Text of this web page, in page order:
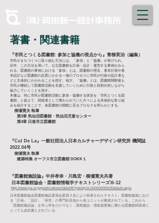
著書・関連書籍
『市民とつくる図書館: 参加と協働の視点から』青柳英治（編集）
市民がまちづくりに取り組む方法には、「参加」と「協働」が挙げられ、
近年、この方法を用いて、公立図書館を計画・設計・運営する事例がみら
れる。図書館の事例における「参加」とは、図書館の理念、基本計画や基
本設計など図書館の設置にかかる一連のプロセスに市民が行政や設計者な
どと主体的にかかわることを指す。他方、「協働」とは、図書館開館後も
市民が継続して図書館活動を支援していくために行政と役割分担しながら
協力していくことを指す。
本書は、特に市民が図書館活動に参加・協働する状況を「市民とつくる図
書館」と捉えて、関係者として携わられていた方々による具体的な取り組
みを紹介することで、各図書館の開館に至るプロセスを明らかにする。
柳瀬寛夫 執筆
第3章 気仙沼図書館・気仙沼児童センター
第4章 日進市立図書館
『Cul De La』一般社団法人日本カルチャーデザイン研究所 機関誌
2022.04号
柳瀬寛夫 執筆
建築特集 オーフス市立図書館 DOKK１
『図書館施設論』中井孝幸・川島宏・柳瀬寛夫共著
日本図書館協会・図書館情報学テキストシリーズⅢ-12
http://www.jla.or.jp/publications/tabid/87/pdid/p11-0000000550/Default.aspx
日本図書館協会図書館施設委員会委員３名により執筆されたテキスト。図書館建築におけ
る「計画」「設計」「研究」の専門的見地から各ユニットが構成されている。これから
「図書館施設論」を学ぶ学生だけでなく，新館建設・増改築業務に携わる図書館関係者に
とっても必読書とされている。